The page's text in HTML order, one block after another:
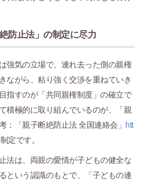
防止法」の制定に尽力
強気の立場で、連れ去った側の親権
ながら、粘り強く交渉を重ねていき
指すのが「共同親権制度」の確立で
積極的に取り組んでいるのが、「親
：「親子断絶防止法 全国連絡会」 htt
定です。
法は、両親の愛情が子どもの健全な
という認識のもとで、「子どもの連